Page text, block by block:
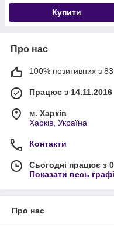
Купити
Про нас
100% позитивних з 83
Працює з 14.11.2016
м. Харків
Харків, Україна
Контакти
Сьогодні працює з
Показати весь
Про нас